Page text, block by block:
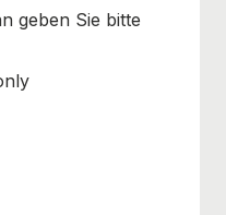
geben Sie bitte